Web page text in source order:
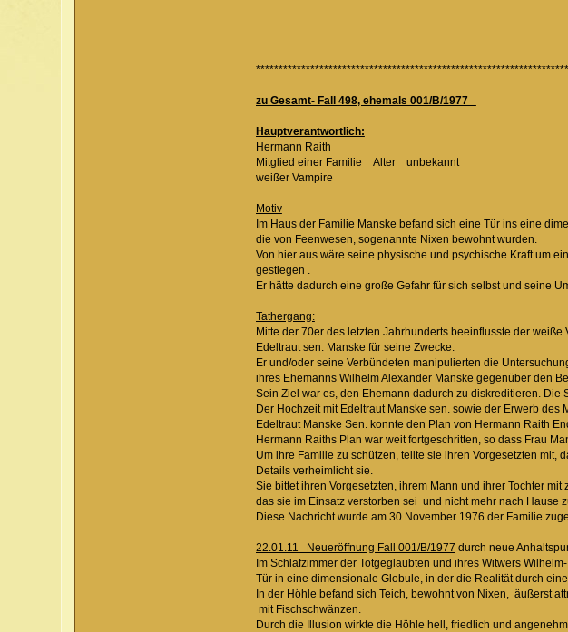
zu Gesamt- Fall 498, ehemals 001/B/1977
Hauptverantwortlich:
Hermann Raith
Mitglied einer Familie Alter unbekannt
weißer Vampire
Motiv
Im Haus der Familie Manske befand sich eine Tür ins
die von Feenwesen, sogenannte Nixen bewohnt
Von hier aus wäre seine physische und psychische
gestiegen .
Er hätte dadurch eine große Gefahr für sich selbst und seine
Tathergang:
Mitte der 70er des letzten Jahrhunderts beeinflusste der
Edeltraut sen. Manske für seine Zwecke.
Er und/oder seine Verbündeten manipulierten die
ihres Ehemanns Wilhelm Alexander Manske gegenüber
Sein Ziel war es, den Ehemann dadurch zu
Der Hochzeit mit Edeltraut Manske sen. sowie der
Edeltraut Manske Sen. konnte den Plan von Hermann
Hermann Raiths Plan war weit fortgeschritten, so dass
Um ihre Familie zu schützen, teilte sie ihren
Details verheimlicht sie.
Sie bittet ihren Vorgesetzten, ihrem Mann und ihrer
das sie im Einsatz verstorben sei und nicht mehr nach
Diese Nachricht wurde am 30.November 1976 der
22.01.11 Neueröffnung Fall 001/B/1977 durch neue
Im Schlafzimmer der Totgeglaubten und ihres Witwers
Tür in eine dimensionale Globule, in der die Realität
In der Höhle befand sich Teich, bewohnt von Nixen,
mit Fischschwänzen.
Durch die Illusion wirkte die Höhle hell, friedlich und